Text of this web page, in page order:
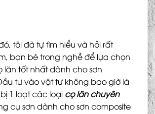
tôi đã tự tìm hiểu và hỏi rất
bạn bè trong nghề để lựa chọn
lăn tốt nhất dành cho sơn
tư vào vật tư không bao giờ là
1 loạt các loại cọ lăn chuyên
cụ sơn dành cho sơn composite